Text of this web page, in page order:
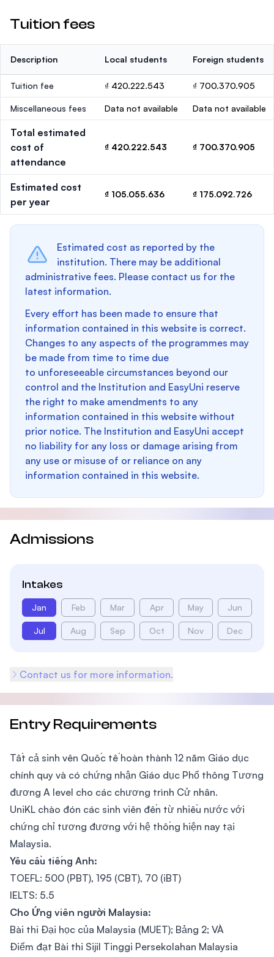
Tuition fees
Description Local students Foreign students
Tuition fee ₫ 420.222.543 ₫ 700.370.905
Miscellaneous fees Data not available Data not available
Total estimated
cost of
attendance
₫ 420.222.543 ₫ 700.370.905
Estimated cost
per year
₫ 105.055.636 ₫ 175.092.726
Estimated cost as reported by the
institution. There may be additional
administrative fees. Please contact us for the
latest information.
Every effort has been made to ensure that
information contained in this website is correct.
Changes to any aspects of the programmes may
be made from time to time due
to unforeseeable circumstances beyond our
control and the Institution and EasyUni reserve
the right to make amendments to any
information contained in this website without
prior notice. The Institution and EasyUni accept
no liability for any loss or damage arising from
any use or misuse of or reliance on any
information contained in this website.
Admissions
Intakes
Jan Feb Mar Apr May Jun
Jul Aug Sep Oct Nov Dec
Contact us for more information.
Entry Requirements
Tất cả sinh vên Quốc tế hoàn thành 12 năm Giáo dục
chính quy và có chứng nhận Giáo dục Phổ thông Tương
đương A level cho các chương trình Cử nhân.
UniKL chào đón các sinh viên đến từ nhiều nước với
chứng chỉ tương đương với hệ thống hiện nay tại
Malaysia.
Yêu cầu tiếng Anh:
TOEFL: 500 (PBT), 195 (CBT), 70 (iBT)
IELTS: 5.5
Cho Ứng viên người Malaysia:
Bài thi Đại học của Malaysia (MUET); Bảng 2; VÀ
Điểm đạt Bài thi Sijil Tinggi Persekolahan Malaysia